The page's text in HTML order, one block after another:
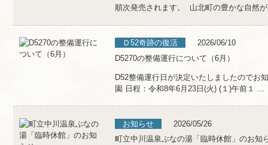
順次発売されます。 山北町の豊かな自然
Ｄ52奇跡の復活
2026/06/10
D5270の整備運行について（6月）
D52整備運行日が決定いたしましたのでお
園 日程：令和8年6月23日(火) (１)午前１ ...
お知らせ
2026/05/26
町立中川温泉ぶなの湯「臨時休館」のお知